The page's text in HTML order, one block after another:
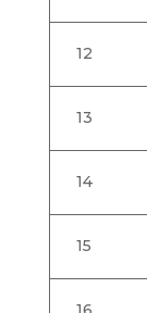
12
13
14
15